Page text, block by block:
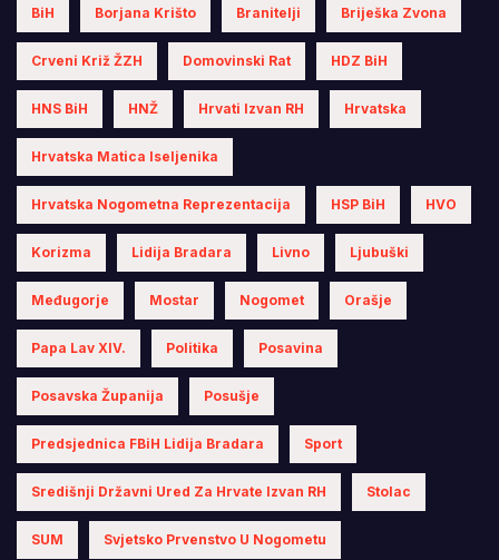
BiH Borjana Krišto Branitelji Briješka Zvona
Crveni Križ ŽZH Domovinski Rat HDZ BiH
HNS BiH HNŽ Hrvati Izvan RH Hrvatska
Hrvatska Matica Iseljenika
Hrvatska Nogometna Reprezentacija HSP BiH HVO
Korizma Lidija Bradara Livno Ljubuški
Međugorje Mostar Nogomet Orašje
Papa Lav XIV. Politika Posavina
Posavska Županija Posušje
Predsjednica FBiH Lidija Bradara Sport
Središnji Državni Ured Za Hrvate Izvan RH Stolac
SUM Svjetsko Prvenstvo U Nogometu